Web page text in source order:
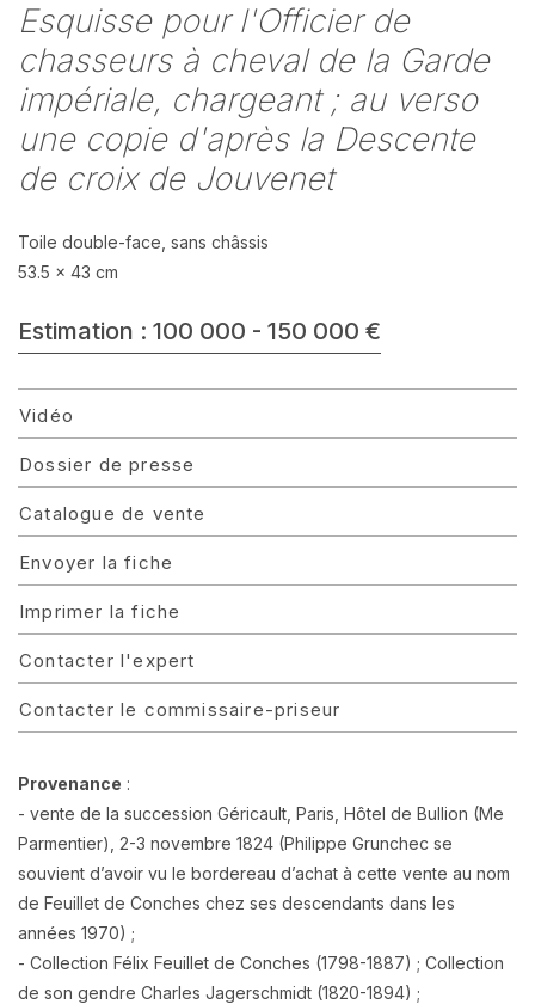
Esquisse pour l'Officier de
chasseurs à cheval de la Garde
impériale, chargeant ; au verso
une copie d'après la Descente
de croix de Jouvenet
Toile double-face, sans châssis
53.5 x 43 cm
Estimation : 100 000 - 150 000 €
Vidéo
Dossier de presse
Catalogue de vente
Envoyer la fiche
Imprimer la fiche
Contacter l'expert
Contacter le commissaire-priseur
Provenance :
- vente de la succession Géricault, Paris, Hôtel de Bullion (Me
Parmentier), 2-3 novembre 1824 (Philippe Grunchec se
souvient d’avoir vu le bordereau d’achat à cette vente au nom
de Feuillet de Conches chez ses descendants dans les
années 1970) ;
- Collection Félix Feuillet de Conches (1798-1887) ; Collection
de son gendre Charles Jagerschmidt (1820-1894) ;